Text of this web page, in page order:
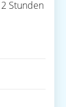
Stunden